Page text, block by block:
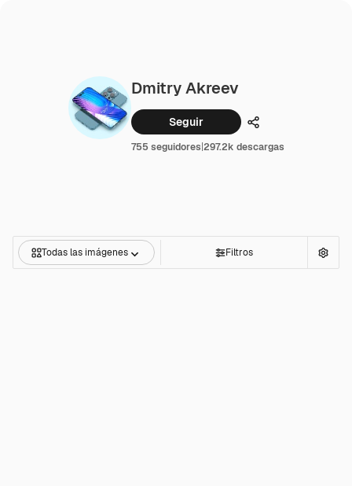
Dmitry Akreev
Seguir Compartir
755 seguidores|297.2k descargas
Todas las imágenes Filtros